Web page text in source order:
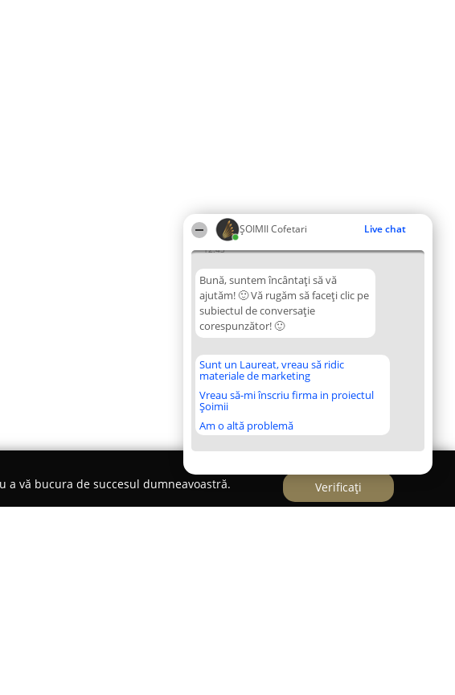
ȘOIMII Cofetari Live chat
12:43
Bună, suntem încântați să vă
ajutăm! 🙂 Vă rugăm să faceți clic pe
subiectul de conversație
corespunzător! 🙂
Sunt un Laureat, vreau să ridic
materiale de marketing
Vreau să-mi înscriu firma in proiectul
Șoimii
Am o altă problemă
vă bucura de succesul dumneavoastră.
Verificați